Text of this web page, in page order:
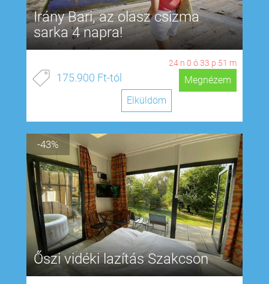
Irány Bari, az olasz csizma
sarka 4 napra!
24 n 0 ó33 p 50 m
175.900 Ft-tól
Megnézem
Elküldöm
-43%
Őszi vidéki lazítás Szakcson